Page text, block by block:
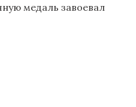
медаль завоевал